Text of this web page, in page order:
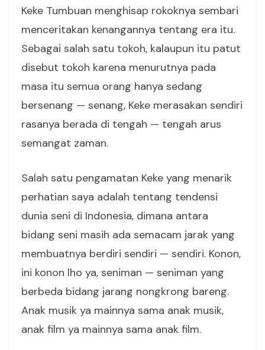
Keke Tumbuan menghisap rokoknya sembari
menceritakan kenangannya tentang era itu.
Sebagai salah satu tokoh, kalaupun itu patut
disebut tokoh karena menurutnya pada
masa itu semua orang hanya sedang
bersenang — senang, Keke merasakan sendiri
rasanya berada di tengah — tengah arus
semangat zaman.
Salah satu pengamatan Keke yang menarik
perhatian saya adalah tentang tendensi
dunia seni di Indonesia, dimana antara
bidang seni masih ada semacam jarak yang
membuatnya berdiri sendiri — sendiri. Konon,
ini konon lho ya, seniman — seniman yang
berbeda bidang jarang nongkrong bareng.
Anak musik ya mainnya sama anak musik,
anak film ya mainnya sama anak film.